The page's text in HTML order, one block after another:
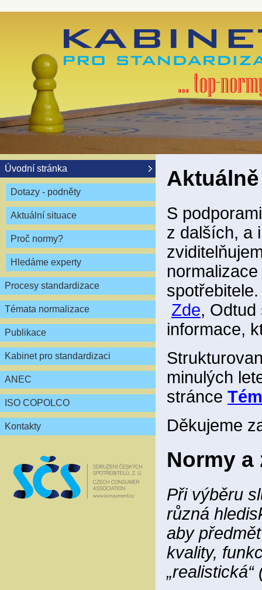
Úvodní stránka
Dotazy - podněty
Aktuální situace
Proč normy?
Hledáme experty
Procesy standardizace
Témata normalizace
Publikace
Kabinet pro standardizaci
ANEC
ISO COPOLCO
Kontakty
Aktuálně
S
z dalších, a
Zde, Odtud
informace,
minulých
stránce
Děkujeme
Normy
Při výběru
různá
aby
kvality,